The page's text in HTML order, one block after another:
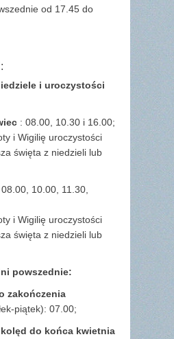
od 17.45 do
i uroczystości
: 08.00, 10.30 i 16.00;
i Wigilię uroczystości
święta z niedzieli lub
08.00, 10.00, 11.30,
i Wigilię uroczystości
święta z niedzieli lub
powszednie:
zakończenia
piątek): 07.00;
do końca kwietnia